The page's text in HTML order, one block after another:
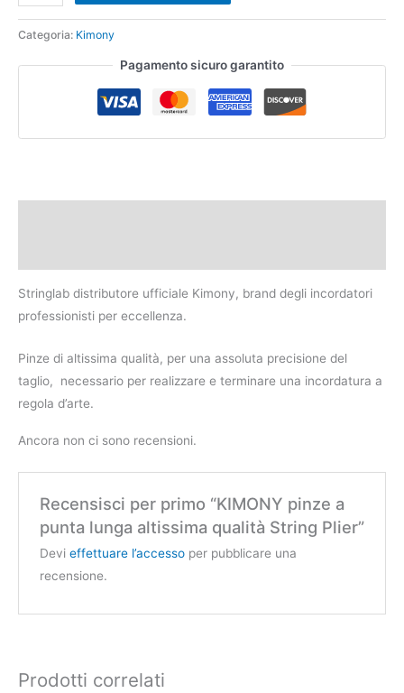
Categoria: Kimony
Pagamento sicuro garantito
Stringlab distributore ufficiale Kimony, brand degli incordatori
professionisti per eccellenza.
Pinze di altissima qualità, per una assoluta precisione del
taglio, necessario per realizzare e terminare una incordatura a
regola d’arte.
Ancora non ci sono recensioni.
Recensisci per primo “KIMONY pinze a
punta lunga altissima qualità String Plier”
Devi effettuare l’accessoper pubblicare una
recensione.
Prodotti correlati